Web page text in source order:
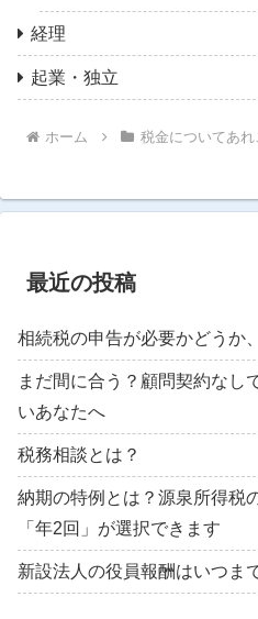
経理
起業・独立
ホーム 税金についてあれ
最近の投稿
相続税の申告が必要かどうか
まだ間に合う？顧問契約なし
いあなたへ
税務相談とは？
納期の特例とは？源泉所得税
「年2回」が選択できます
新設法人の役員報酬はいつま